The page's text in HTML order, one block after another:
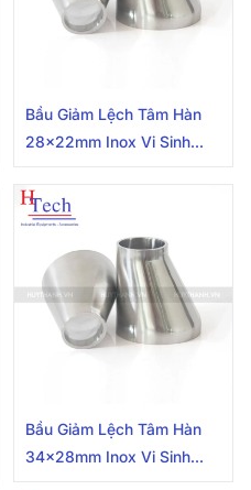
Bầu Giảm Lệch Tâm Hàn
28x22mm Inox Vi Sinh
Bầu Giảm Lệch Tâm Hàn
34x28mm Inox Vi Sinh